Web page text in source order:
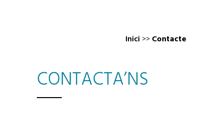
Inici >>Contacte
CONTACTA’NS